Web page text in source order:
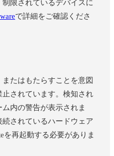
限されているデバイスに
で詳細をご確認くださ
たはもたらすことを意図
されています。検知され
内の警告が表示されま
されているハードウェア
を再起動する必要がありま